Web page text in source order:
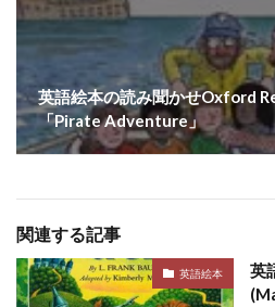
英語絵本の読み聞かせOxford
「Pirate Adventure」
関連する記事
英語絵本
英